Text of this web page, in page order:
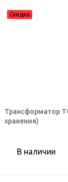
Трансформатор
хранения)
В наличии